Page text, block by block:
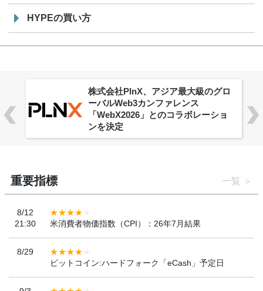
HYPEの買い方
株式会社PlnX、アジア最大級のグロ
ーバルWeb3カンファレンス
「WebX2026」とのコラボレーショ
ンを決定
重要指標 一覧
8/12
21:30
米消費者物価指数（CPI）：26年7月結果
8/29
ビットコイン:ハードフォーク「eCash」予定日